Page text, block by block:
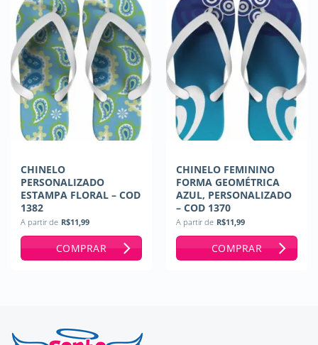
CHINELO
PERSONALIZADO
ESTAMPA FLORAL – COD
1382
A partir de R$11,99
COMPRAR
CHINELO FEMININO
FORMA GEOMÉTRICA
AZUL, PERSONALIZADO
– COD 1370
A partir de R$11,99
COMPRAR